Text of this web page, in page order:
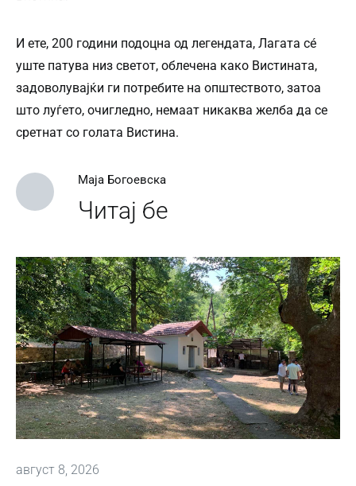
И ете, 200 години подоцна од легендата, Лагата сé
уште патува низ светот, облечена како Вистината,
задоволувајќи ги потребите на општеството, затоа
што луѓето, очигледно, немаат никаква желба да се
сретнат со голата Вистина.
Маја Богоевска
Читај бе
август 8, 2026